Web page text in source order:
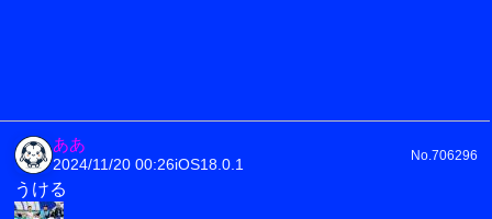
ああ
2024/11/20 00:26iOS18.0.1
No.706296
うける